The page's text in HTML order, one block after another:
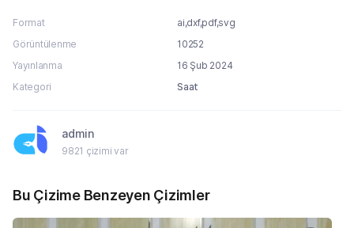
Format
ai,dxf,pdf,svg
Görüntülenme
10252
Yayınlanma
16 Şub 2024
Kategori
Saat
admin
9821 çizimi var
Bu Çizime Benzeyen Çizimler